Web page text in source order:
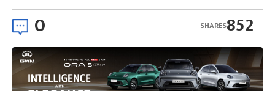
0 852
SHARES